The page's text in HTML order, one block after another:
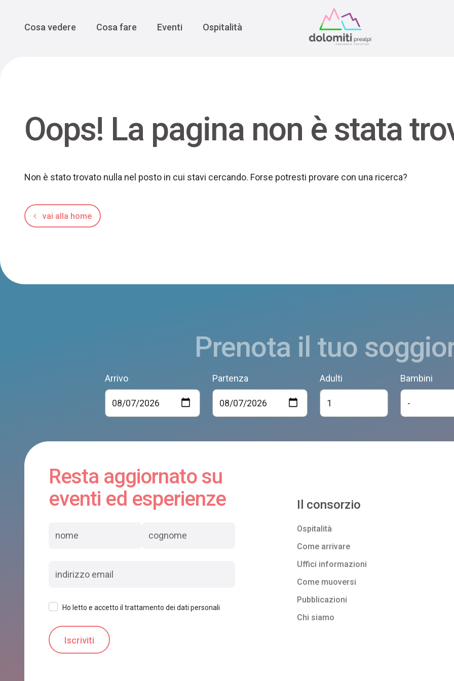
Main Navigation
Cosa vedere Cosa fare Eventi Ospitalità
Oops! La pagina non è stata
Non è stato trovato nulla nel posto in cui stavi cercando. Forse potresti provare con una ricerca?
vai alla home
Prenota il tuo
Arrivo Partenza Adulti Bambini
Resta aggiornato su
eventi ed esperienze
Ho letto e accetto il trattamento dei dati personali
Il consorzio
Ospitalità
Come arrivare
Uffici informazioni
Come muoversi
Pubblicazioni
Chi siamo